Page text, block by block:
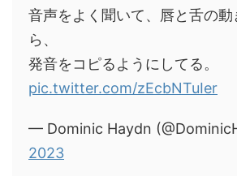
音声をよく聞いて、唇と舌の
ら、
発音をコピるようにしてる。
pic.twitter.com/zEcbNTuIer
— Dominic Haydn
2023